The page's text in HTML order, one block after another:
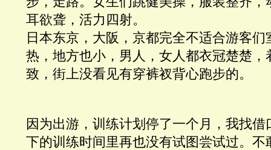
耳欲聋，活力四射。
日本东京，大阪，京都完全不适合游客
热，地方也小，男人，女人都衣冠楚楚，
致，街上没看见有穿裤衩背心跑步的。
因为出游，训练计划停了一个月，我找
下的训练时间里再也没有试图尝试过。不